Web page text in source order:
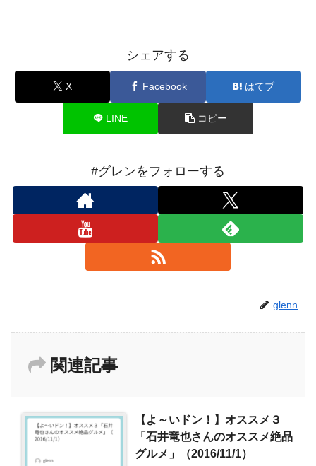
シェアする
X Facebook はてブ
LINE コピー
#グレンをフォローする
glenn
関連記事
【よ～いドン！】オススメ３
「石井竜也さんのオススメ絶品
グルメ」（2016/11/1）